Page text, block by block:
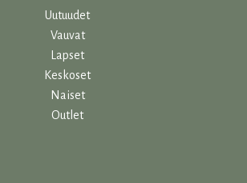
Uutuudet
Vauvat
Lapset
Keskoset
Naiset
Outlet